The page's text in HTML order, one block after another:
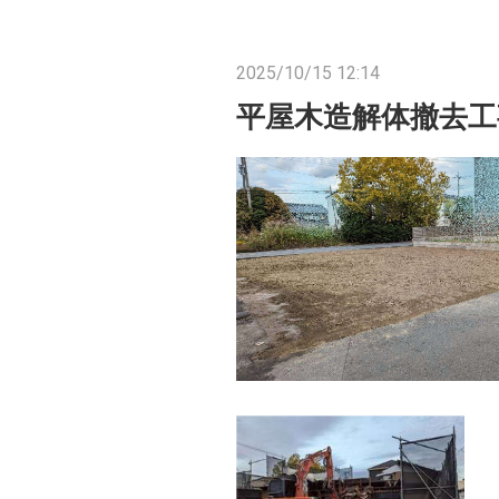
2025/10/15 12:14
平屋木造解体撤去